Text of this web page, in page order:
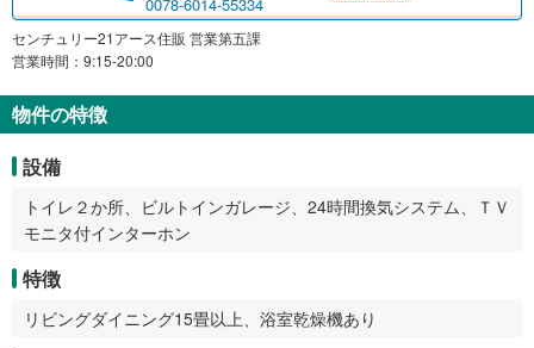
0078-6014-55334
センチュリー21アース住販 営業第五課
営業時間：9:15-20:00
物件の特徴
設備
トイレ２か所、ビルトインガレージ、24時間換気システム、ＴＶ
モニタ付インターホン
特徴
リビングダイニング15畳以上、浴室乾燥機あり